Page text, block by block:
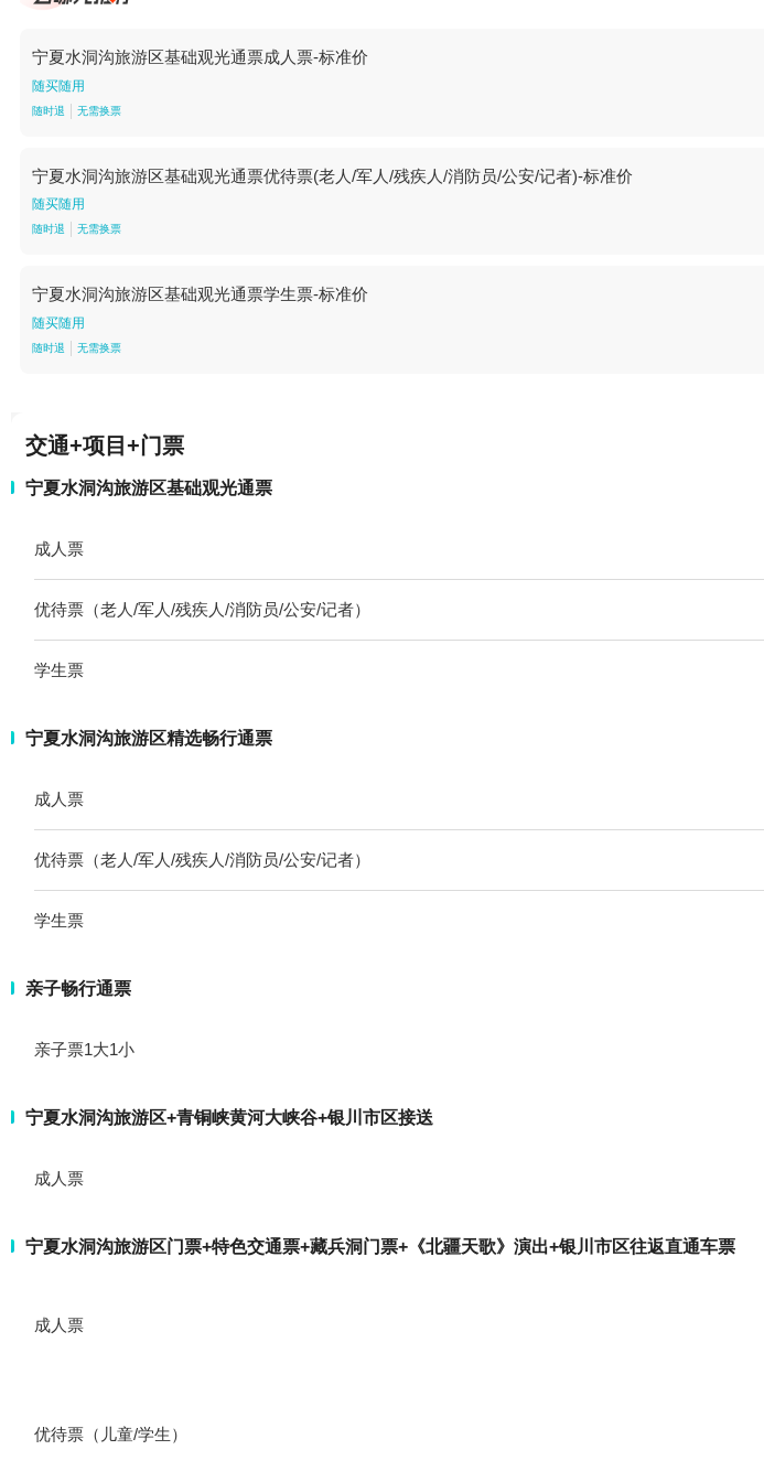
宁夏水洞沟旅游区基础观光通票成人票-标准价
随买随用
随时退 无需换票
宁夏水洞沟旅游区基础观光通票优待票(老人/军人/残疾人/消防员/公安/记者)-标准价
随买随用
随时退 无需换票
宁夏水洞沟旅游区基础观光通票学生票-标准价
随买随用
随时退 无需换票
交通+项目+门票
宁夏水洞沟旅游区基础观光通票
成人票
优待票（老人/军人/残疾人/消防员/公安/记者）
学生票
宁夏水洞沟旅游区精选畅行通票
成人票
优待票（老人/军人/残疾人/消防员/公安/记者）
学生票
亲子畅行通票
亲子票1大1小
宁夏水洞沟旅游区+青铜峡黄河大峡谷+银川市区接送
成人票
宁夏水洞沟旅游区门票+特色交通票+藏兵洞门票+《北疆天歌》演出+银川市区往返直通车票
成人票
优待票（儿童/学生）